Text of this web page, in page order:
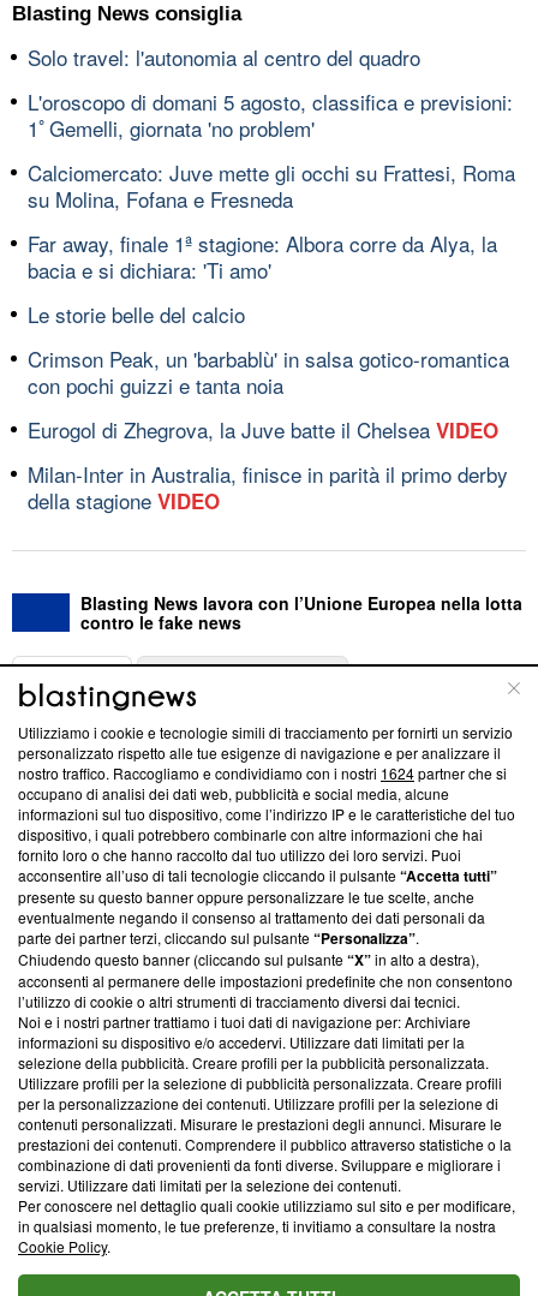
Blasting News consiglia
Solo travel: l'autonomia al centro del quadro
L'oroscopo di domani 5 agosto, classifica e previsioni:
1ﾟGemelli, giornata 'no problem'
Calciomercato: Juve mette gli occhi su Frattesi, Roma
su Molina, Fofana e Fresneda
Far away, finale 1ª stagione: Albora corre da Alya, la
bacia e si dichiara: 'Ti amo'
Le storie belle del calcio
Crimson Peak, un 'barbablù' in salsa gotico-romantica
con pochi guizzi e tanta noia
Eurogol di Zhegrova, la Juve batte il Chelsea VIDEO
Milan-Inter in Australia, finisce in parità il primo derby
della stagione VIDEO
Blasting News lavora con l’Unione Europea nella lotta
contro le fake news
ABOUT
Questa sezione offre informazioni trasparenti su Blasting
News, sui nostri processi editoriali e su come ci impegniamo a
creare news di qualità. Inoltre, afferma la nostra aderenza a
‘Trust Project - News with Integrity’Blasting News non è
ancora membro del programma, ma ha richiesto di farne
parte; Trust Project non ha ancora effettuato una verifica di
conformità agli standard.
Su di noi
Team editoriale
Corporate
Redazione
Informativa Privacy
Cookie Policy
Blasting SA, IDI CHE-247.845.224, Via Carlo Frasca, 3 - 6900
Lugano (Svizzera) Tel:+39 0690258937
© 2026 Blasting News
Utilizziamo i cookie e tecnologie simili di tracciamento per fornirti un servizio
personalizzato rispetto alle tue esigenze di navigazione e per analizzare il
nostro traffico. Raccogliamo e condividiamo con i nostri 1624partner che si
occupano di analisi dei dati web, pubblicità e social media, alcune
informazioni sul tuo dispositivo, come l’indirizzo IP e le caratteristiche del tuo
dispositivo, i quali potrebbero combinarle con altre informazioni che hai
fornito loro o che hanno raccolto dal tuo utilizzo dei loro servizi. Puoi
acconsentire all’uso di tali tecnologie cliccando il pulsante“Accetta tutti”
presente su questo banner oppure personalizzare le tue scelte, anche
eventualmente negando il consenso al trattamento dei dati personali da
parte dei partner terzi, cliccando sul pulsante“Personalizza”.
Chiudendo questo banner (cliccando sul pulsante“X”in alto a destra),
acconsenti al permanere delle impostazioni predefinite che non consentono
l’utilizzo di cookie o altri strumenti di tracciamento diversi dai tecnici.
Noi e i nostri partner trattiamo i tuoi dati di navigazione per: Archiviare
informazioni su dispositivo e/o accedervi. Utilizzare dati limitati per la
selezione della pubblicità. Creare profili per la pubblicità personalizzata.
Utilizzare profili per la selezione di pubblicità personalizzata. Creare profili
per la personalizzazione dei contenuti. Utilizzare profili per la selezione di
contenuti personalizzati. Misurare le prestazioni degli annunci. Misurare le
prestazioni dei contenuti. Comprendere il pubblico attraverso statistiche o la
combinazione di dati provenienti da fonti diverse. Sviluppare e migliorare i
servizi. Utilizzare dati limitati per la selezione dei contenuti.
Per conoscere nel dettaglio quali cookie utilizziamo sul sito e per modificare,
in qualsiasi momento, le tue preferenze, ti invitiamo a consultare la nostra
Cookie Policy.